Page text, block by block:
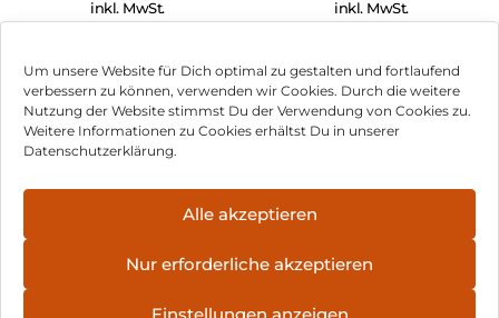
Um unsere Website für Dich optimal zu gestalten und fortlaufend
verbessern zu können, verwenden wir Cookies. Durch die weitere
Nutzung der Website stimmst Du der Verwendung von Cookies zu.
Weitere Informationen zu Cookies erhältst Du in unserer
Datenschutzerklärung.
Alle akzeptieren
Nur erforderliche akzeptieren
Einstellungen anzeigen
inkl. MwSt. inkl. MwSt.
Impressum
Hinweis zur Batterieentsorgung